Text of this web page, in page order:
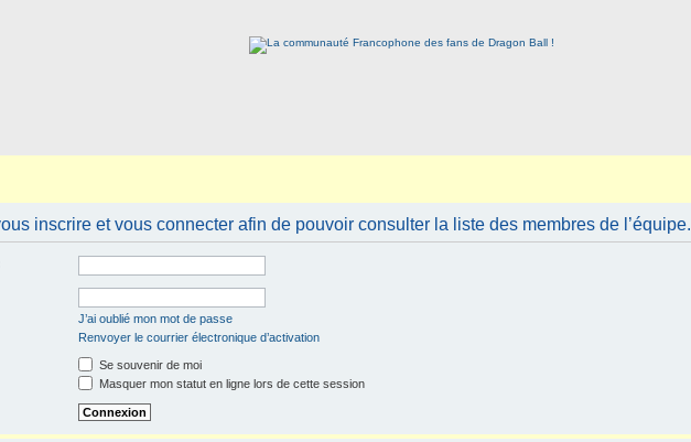
inscrire et vous connecter afin de pouvoir consulter la liste des membres de l’équipe.
J’ai oublié mon mot de passe
Renvoyer le courrier électronique d’activation
Se souvenir de moi
Masquer mon statut en ligne lors de cette session